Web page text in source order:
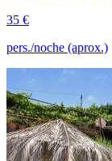
35 €
pers./noche (aprox.)